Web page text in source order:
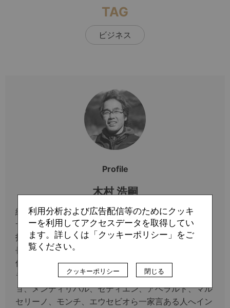
TAG
ビジネス
Profile
木村 浩嗣
編集者を経て94年にスペインへ。98年、99年と同国
サッカー連盟の監督ライセンスを取得し少年チームを
指導。06年の創刊時から務めた『footballista』編集
長を15年7月に辞し、フリーに。17年にユース指導を
休止する一方、映画関連の執筆に進出。グアルディオ
ラ、イエロ、リージョ、パコ・へメス、ブトラゲーニ
ョ、メンディリバル、セティエン、アベラルド、マル
セリーノ、モンチ、エウセビオら一家言ある人へイン
利用分析および広告配信等のためにクッキ
ーを利用してアクセスデータを取得してい
ます。詳しくは「クッキーポリシー」をご
覧ください。
クッキーポリシー 閉じる